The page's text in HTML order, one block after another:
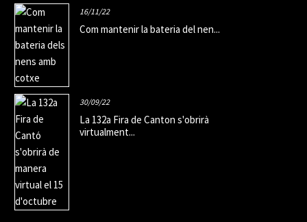
16/11/22
Com mantenir la bateria del nen...
30/09/22
La 132a Fira de Canton s'obrirà
virtualment...